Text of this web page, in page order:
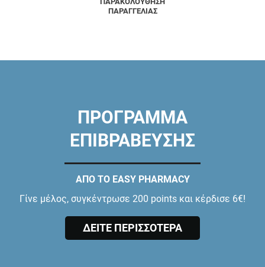
ΠΑΡΑΓΓΕΛΙΑΣ
ΠΡΟΓΡΑΜΜΑ
ΕΠΙΒΡΑΒΕΥΣΗΣ
ΑΠΟ ΤΟ EASY PHARMACY
Γίνε μέλος, συγκέντρωσε 200 points και κέρδισε 6€!
ΔΕΙΤΕ ΠΕΡΙΣΣΟΤΕΡΑ